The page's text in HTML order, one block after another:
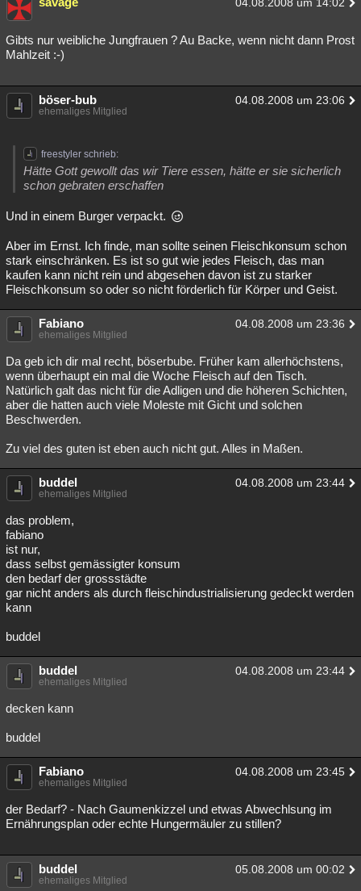
04.08.2008 um 14:02
Gibts nur weibliche Jungfrauen ? Au Backe, wenn nicht dann Prost
Mahlzeit :-)
böser-bub 04.08.2008 um 23:06
ehemaliges Mitglied
freestyler schrieb:
Hätte Gott gewollt das wir Tiere essen, hätte er sie sicherlich
schon gebraten erschaffen
Und in einem Burger verpackt.
Aber im Ernst. Ich finde, man sollte seinen Fleischkonsum schon
stark einschränken. Es ist so gut wie jedes Fleisch, das man
kaufen kann nicht rein und abgesehen davon ist zu starker
Fleischkonsum so oder so nicht förderlich für Körper und Geist.
Fabiano 04.08.2008 um 23:36
ehemaliges Mitglied
Da geb ich dir mal recht, böserbube. Früher kam allerhöchstens,
wenn überhaupt ein mal die Woche Fleisch auf den Tisch.
Natürlich galt das nicht für die Adligen und die höheren Schichten,
aber die hatten auch viele Moleste mit Gicht und solchen
Beschwerden.
Zu viel des guten ist eben auch nicht gut. Alles in Maßen.
buddel 04.08.2008 um 23:44
ehemaliges Mitglied
das problem,
fabiano
ist nur,
dass selbst gemässigter konsum
den bedarf der grossstädte
gar nicht anders als durch fleischindustrialisierung gedeckt werden
kann
buddel
buddel 04.08.2008 um 23:44
ehemaliges Mitglied
decken kann
buddel
Fabiano 04.08.2008 um 23:45
ehemaliges Mitglied
der Bedarf? - Nach Gaumenkizzel und etwas Abwechlsung im
Ernährungsplan oder echte Hungermäuler zu stillen?
buddel 05.08.2008 um 00:02
ehemaliges Mitglied